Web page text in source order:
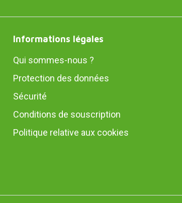
Informations légales
Qui sommes-nous ?
Protection des données
Sécurité
Conditions de souscription
Politique relative aux cookies